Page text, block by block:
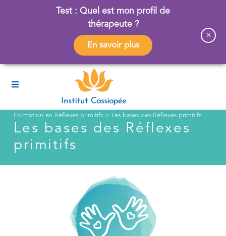
Test : Quel est mon profil de
thérapeute ?
En savoir plus
×
Formation en Réflexes primitifs > Les bases des Réflexes primitifs
Les bases des Réflexes
primitifs